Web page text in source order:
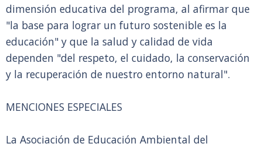
dimensión educativa del programa, al afirmar que
"la base para lograr un futuro sostenible es la
educación" y que la salud y calidad de vida
dependen "del respeto, el cuidado, la conservación
y la recuperación de nuestro entorno natural".
MENCIONES ESPECIALES
La Asociación de Educación Ambiental del